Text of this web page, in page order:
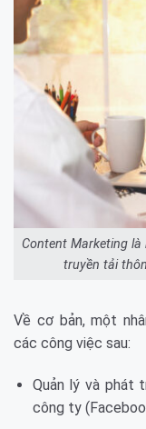
Content Marketing
truyền tải
Về cơ bản, một
các công việc sau:
Quản lý và phát
công ty